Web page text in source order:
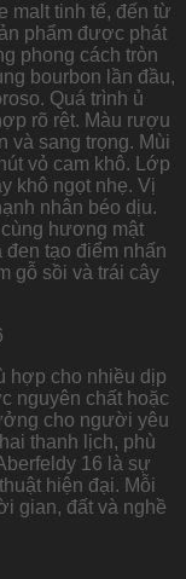
malt tinh tế, đến từ
phẩm được phát
phong cách tròn
bourbon lần đầu,
Quá trình ủ
rõ rệt. Màu rượu
và sang trọng. Mùi
vỏ cam khô. Lớp
khô ngọt nhẹ. Vị
nhân béo dịu.
hương mật
đen tạo điểm nhấn
gỗ sồi và trái cây
hợp cho nhiều dịp
nguyên chất hoặc
cho người yêu
thanh lịch, phù
16 là sự
hiện đại. Mỗi
gian, đất và nghề